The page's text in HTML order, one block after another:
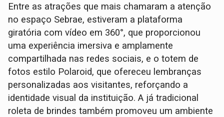
Entre as atrações que mais chamaram a atenção
no espaço Sebrae, estiveram a plataforma
giratória com vídeo em 360°, que proporcionou
uma experiência imersiva e amplamente
compartilhada nas redes sociais, e o totem de
fotos estilo Polaroid, que ofereceu lembranças
personalizadas aos visitantes, reforçando a
identidade visual da instituição. A já tradicional
roleta de brindes também promoveu um ambiente